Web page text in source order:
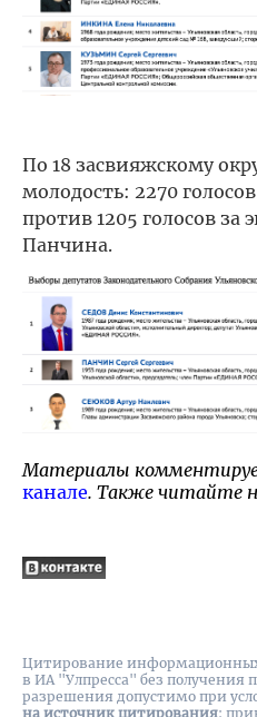
По 18 засвияжскому
молодость: 2270
против 1205 голосов за
Панчина.
Материалы
канале. Также читайте
Цитирование
в ИА "Улпресса" без получения
разрешения допустимо при
на источник цитирования: